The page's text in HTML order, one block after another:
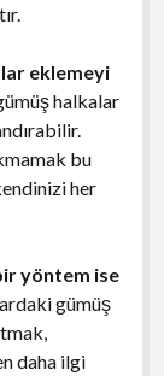
eklemeyi
halkalar
bu
her
bir yöntem ise
gümüş
daha ilgi